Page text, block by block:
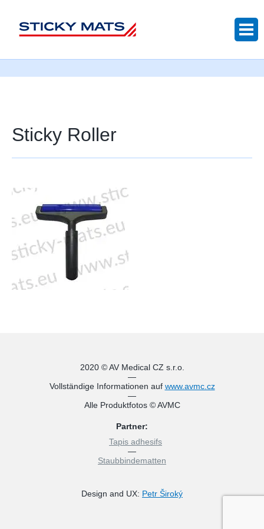
Sticky Roller
2020 © AV Medical CZ s.r.o.
—
Vollständige Informationen auf www.avmc.cz
—
Alle Produktfotos © AVMC
Partner:
Tapis adhesifs
—
Staubbindematten
Design and UX: Petr Široký